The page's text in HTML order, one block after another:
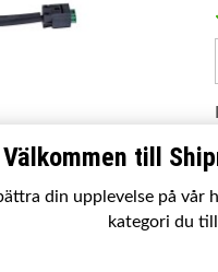
Välkommen till
din upplevelse på vår
kategori du